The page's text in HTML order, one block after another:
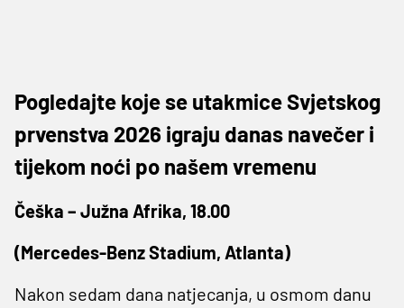
Pogledajte koje se utakmice Svjetskog
prvenstva 2026 igraju danas navečer i
tijekom noći po našem vremenu
Češka – Južna Afrika, 18.00
(Mercedes-Benz Stadium, Atlanta)
Nakon sedam dana natjecanja, u osmom danu